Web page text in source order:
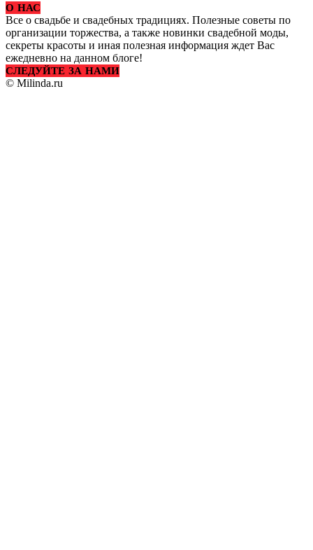
О НАС
Все о свадьбе и свадебных традициях. Полезные советы по
организации торжества, а также новинки свадебной моды,
секреты красоты и иная полезная информация ждет Вас
ежедневно на данном блоге!
СЛЕДУЙТЕ ЗА НАМИ
© Milinda.ru